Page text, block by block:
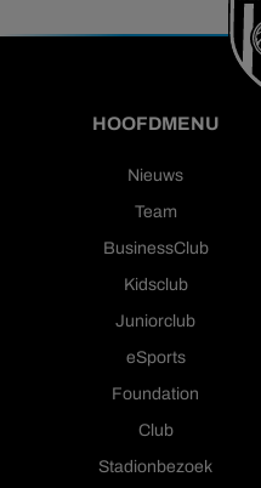
HOOFDMENU
Nieuws
Team
BusinessClub
Kidsclub
Juniorclub
eSports
Foundation
Club
Stadionbezoek